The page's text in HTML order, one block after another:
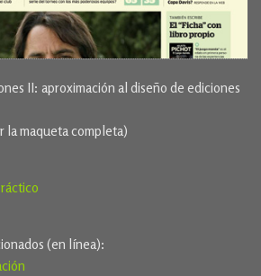
II: aproximación al diseño de ediciones
la maqueta completa)
(en línea):